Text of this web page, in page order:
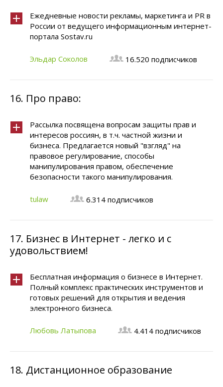
Ежедневные новости рекламы, маркетинга и PR в
России от ведущего информационным интернет-
портала Sostav.ru
Эльдар Соколов 16.520 подписчиков
16. Про право:
Рассылка посвящена вопросам защиты прав и
интересов россиян, в т.ч. частной жизни и
бизнеса. Предлагается новый "взгляд" на
правовое регулирование, способы
манипулирования правом, обеспечение
безопасности такого манипулирования.
tulaw 6.314 подписчиков
17. Бизнес в Интернет - легко и с
удовольствием!
Бесплатная информация о бизнесе в Интернет.
Полный комплекс практических инструментов и
готовых решений для открытия и ведения
электронного бизнеса.
Любовь Латыпова 4.414 подписчиков
18. Дистанционное образование